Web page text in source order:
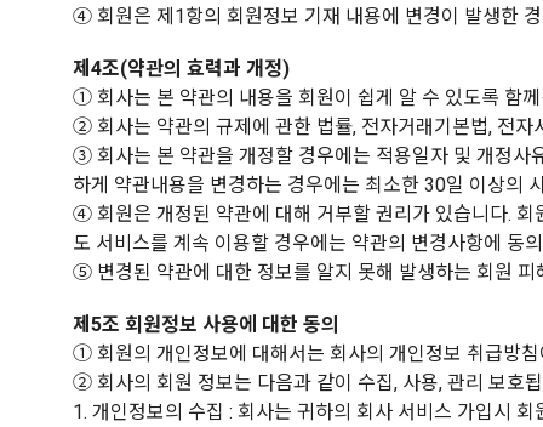
④ 회원은 제1항의 회원정보 기재 내용에 변경이 발생한
제4조(약관의 효력과 개정)
① 회사는 본 약관의 내용을 회원이 쉽게 알 수 있도록 함
② 회사는 약관의 규제에 관한 법률, 전자거래기본법, 전자
③ 회사는 본 약관을 개정할 경우에는 적용일자 및 개정사
하게 약관내용을 변경하는 경우에는 최소한 30일 이상의
④ 회원은 개정된 약관에 대해 거부할 권리가 있습니다. 회
도 서비스를 계속 이용할 경우에는 약관의 변경사항에 동
⑤ 변경된 약관에 대한 정보를 알지 못해 발생하는 회원
제5조 회원정보 사용에 대한 동의
① 회원의 개인정보에 대해서는 회사의 개인정보 취급방침
② 회사의 회원 정보는 다음과 같이 수집, 사용, 관리 보호
1. 개인정보의 수집 : 회사는 귀하의 회사 서비스 가입시